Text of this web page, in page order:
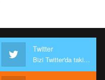
Twitter
Bizi Twitter'da takip edin